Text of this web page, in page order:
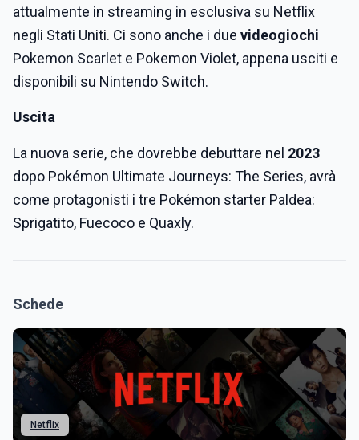
attualmente in streaming in esclusiva su Netflix
negli Stati Uniti. Ci sono anche i due videogiochi
Pokemon Scarlet e Pokemon Violet, appena usciti e
disponibili su Nintendo Switch.
Uscita
La nuova serie, che dovrebbe debuttare nel 2023
dopo Pokémon Ultimate Journeys: The Series, avrà
come protagonisti i tre Pokémon starter Paldea:
Sprigatito, Fuecoco e Quaxly.
Schede
Netflix